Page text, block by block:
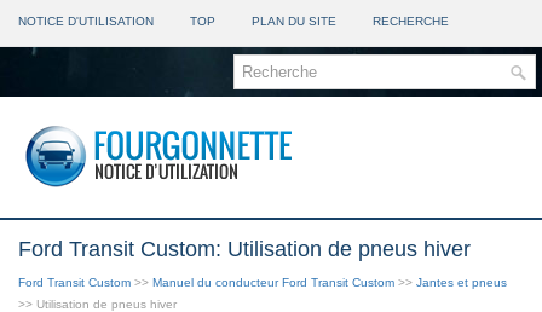
NOTICE D'UTILISATION TOP PLAN DU SITE RECHERCHE
Ford Transit Custom: Utilisation de pneus hiver
Ford Transit Custom >> Manuel du conducteur Ford Transit Custom >> Jantes et pneus
>> Utilisation de pneus hiver